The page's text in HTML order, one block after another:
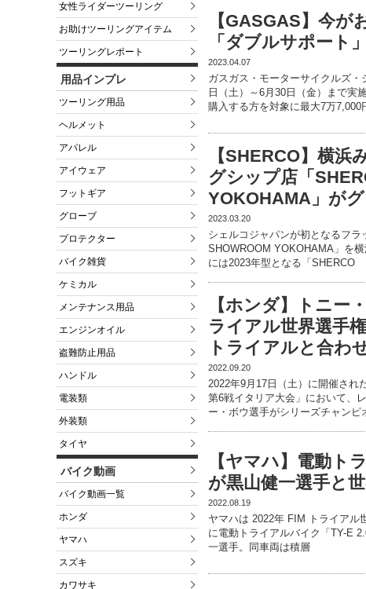
女性ライダーツーリング
お助けツーリングアイテム
ツーリングレポート
用品インプレ
ツーリング用品
ヘルメット
アパレル
アイウェア
フットギア
グローブ
プロテクター
バイク雑貨
ケミカル
メンテナンス用品
エンジンオイル
盗難防止用品
ハンドル
電装類
外装類
タイヤ
バイク動画
バイク動画一覧
ホンダ
ヤマハ
スズキ
カワサキ
【GASGAS】今が
「ダブルサポート
2023.04.07
ガスガス・モーターサイクルズ
日（土）～6月30日（金）まで実
購入する方を対象に最大7万7,000
【SHERCO】横
グシップ店「
YOKOHAMA」が
2023.03.20
シェルコジャパンが初となるフ
SHOWROOM YOKOHAMA」を
には2023年型となる「SHERCO
【ホンダ】トニー
ライアル世界選手
トライアルと合わ
2022.09.20
2022年9月17日（土）に開催され
第6戦イタリア大会」において、
ー・ボウ選手がシリーズチャンピ
【ヤマハ】電動ト
が黒山健一選手と
2022.08.19
ヤマハは 2022年 FIM トライアル
に電動トライアルバイク「TY-E
一選手。同車両は積層